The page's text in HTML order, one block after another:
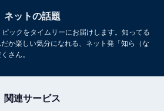
ネットの話題
ックをタイムリーにお届けします。知ってる
か楽しい気分になれる、ネット発「知ら（な
さん。
関連サービス